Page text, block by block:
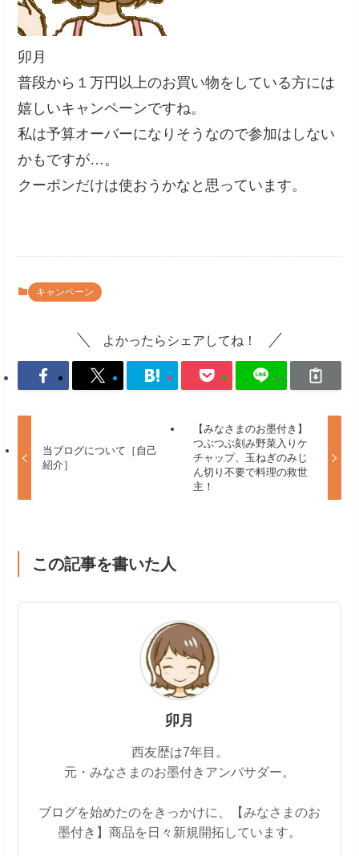
卯月
普段から１万円以上のお買い物をしている方には
嬉しいキャンペーンですね。
私は予算オーバーになりそうなので参加はしない
かもですが…。
クーポンだけは使おうかなと思っています。
キャンペーン
よかったらシェアしてね！
当ブログについて［自己
紹介］
【みなさまのお墨付き】
つぶつぶ刻み野菜入りケ
チャップ、玉ねぎのみじ
ん切り不要で料理の救世
主！
この記事を書いた人
卯月
西友歴は7年目。
元・みなさまのお墨付きアンバサダー。
ブログを始めたのをきっかけに、【みなさまのお
墨付き】商品を日々新規開拓しています。